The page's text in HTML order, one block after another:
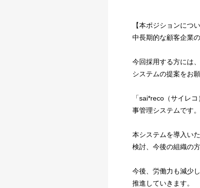
【本ポジションについ
中長期的な顧客企業
今回採用する方には
システムの提案をお
「sai*reco（サイレ
事管理システムです。
本システムを導入い
検討、今後の組織の
今後、労働力も減少
推進していきます。